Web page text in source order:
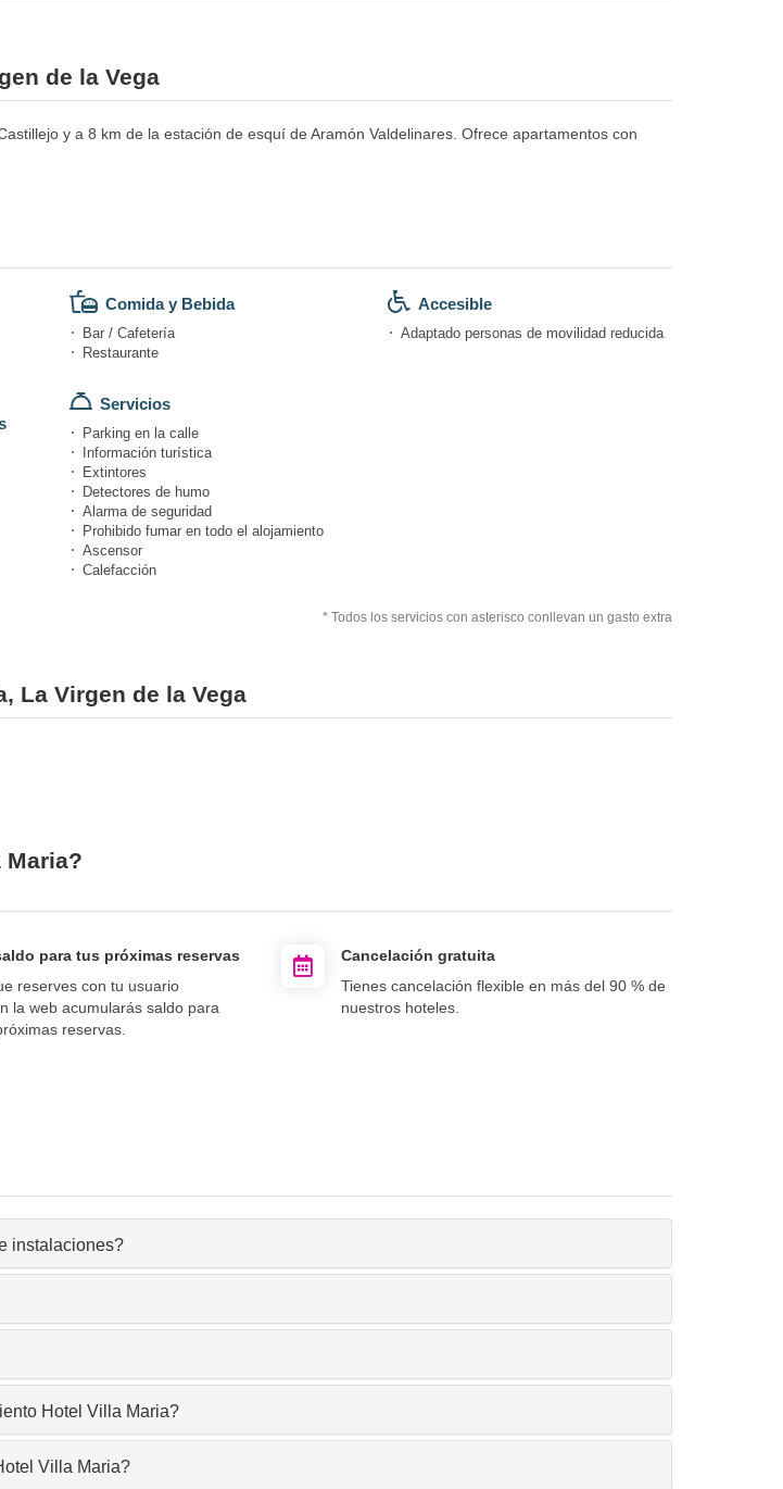
de la Vega
y a 8 km de la estación de esquí de Aramón Valdelinares. Ofrece apartamentos con
Comida y Bebida
Bar / Cafetería
Restaurante
Servicios
Parking en la calle
Información turística
Extintores
Detectores de humo
Alarma de seguridad
Prohibido fumar en todo el alojamiento
Ascensor
Calefacción
Accesible
Adaptado personas de movilidad reducida
* Todos los servicios con asterisco conllevan un gasto extra
La Virgen de la Vega
para tus próximas reservas
reserves con tu usuario
la web acumularás saldo para
reservas.
Cancelación gratuita
Tienes cancelación flexible en más del 90 % de
nuestros hoteles.
instalaciones?
Hotel Villa Maria?
Villa Maria?